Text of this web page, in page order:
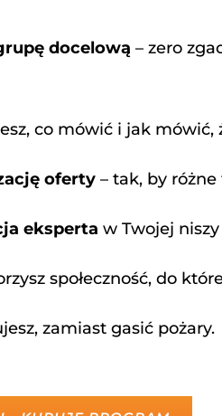
docelową – zero
co mówić i jak
oferty – tak, by
eksperta w Twojej
społeczność, do
zamiast gasić pożary.